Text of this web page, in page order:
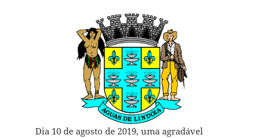
Dia 10 de agosto de 2019, uma agradável